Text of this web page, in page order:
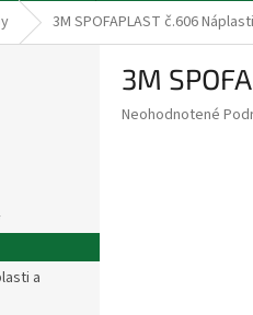
3M SPOFAPLAST č.606
a
3M
Priemerné
Neohodnotené